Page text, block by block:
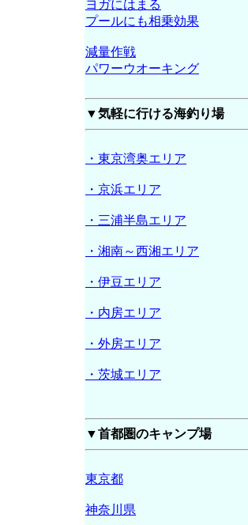
ヨガにはまる
プールにも相乗効果
減量作戦
パワーウオーキング
▼気軽に行ける海釣り場
・東京湾奥エリア
・京浜エリア
・三浦半島エリア
・湘南～西湘エリア
・伊豆エリア
・内房エリア
・外房エリア
・茨城エリア
▼首都圏のキャンプ場
東京都
神奈川県